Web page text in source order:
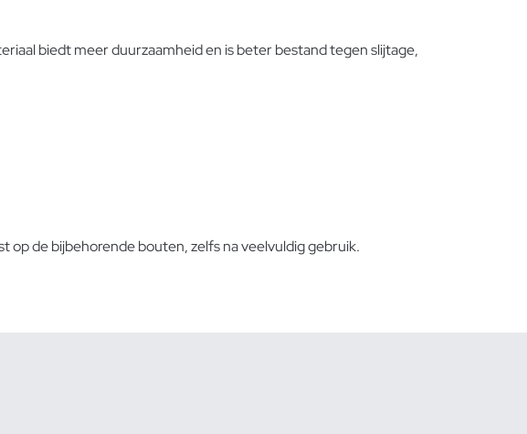
biedt meer duurzaamheid en is beter bestand tegen slijtage,
op de bijbehorende bouten, zelfs na veelvuldig gebruik.